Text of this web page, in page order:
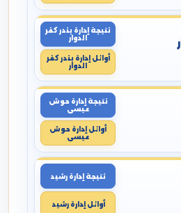
نتيجة إدارة بندر كفر
الدوار
أوائل إدارة بندر كفر
الدوار
نتيجة إدارة حوش
عيسى
أوائل إدارة حوش
عيسى
نتيجة إدارة رشيد
أوائل إدارة رشيد